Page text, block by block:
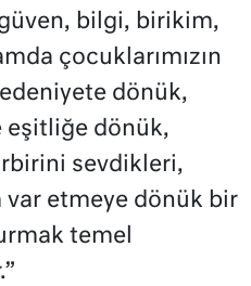
bilgi, birikim,
çocuklarımızın
dönük,
eşitliğe dönük,
sevdikleri,
var etmeye dönük bir
temel